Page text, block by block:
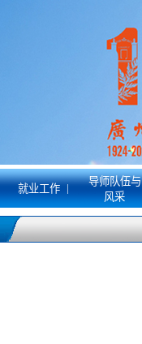
就业工作 |
导师队伍与
风采